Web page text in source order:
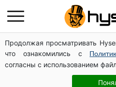
Продолжая просматривать
что ознакомились с
согласны с использованием
Посол ОБСЄ вдруге відвідав
по житловому будинку на
Дрони із націнкою:
мільйони оборонного